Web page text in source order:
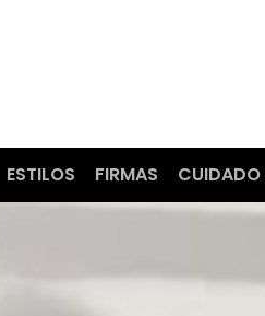
ESTILOS FIRMAS CUIDADO